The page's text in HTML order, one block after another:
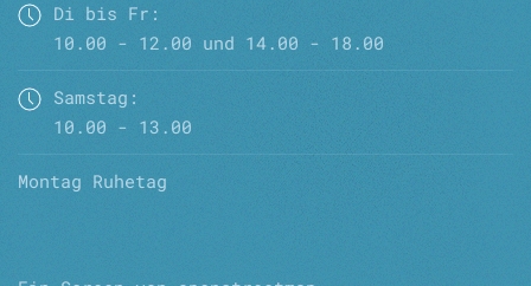
Di bis Fr:
10.00 - 12.00 und 14.00 - 18.00
Samstag:
10.00 - 13.00
Montag Ruhetag